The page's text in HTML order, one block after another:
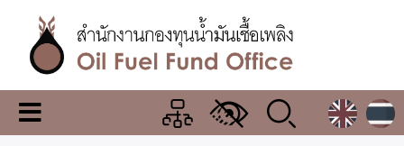
content
สำนักงาน
เมนู
เปลี่ยน